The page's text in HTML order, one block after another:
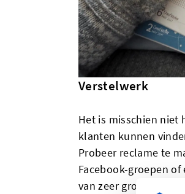
Verstelwerk
Het is misschien niet
klanten kunnen
Probeer reclame te
Facebook-groepen
van zeer groot